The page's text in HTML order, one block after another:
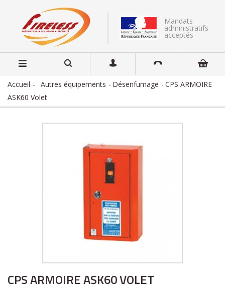
Mandats
administratifs
acceptés
Accueil Autres équipements Désenfumage
CPS ARMOIRE
ASK60 Volet
CPS ARMOIRE ASK60 VOLET